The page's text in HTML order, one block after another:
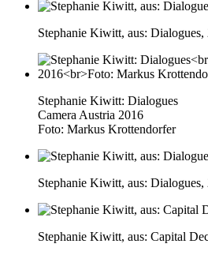
Stephanie Kiwitt, aus: Dialogues,
Stephanie Kiwitt: Dialogues
Camera Austria 2016
Foto: Markus Krottendorfer
Stephanie Kiwitt, aus: Dialogues,
Stephanie Kiwitt, aus: Capital